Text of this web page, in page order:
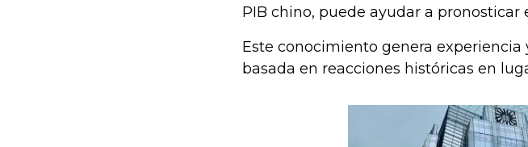
PIB chino, puede ayudar a
Este conocimiento genera
basada en reacciones históricas en